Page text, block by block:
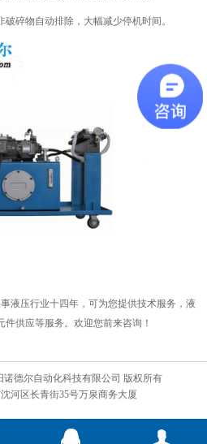
碎物自动排除，大幅减少停机时间。
液压行业十四年，可为您提供技术服务，液
件供应等服务。欢迎您前来咨询！
诺德尔自动化科技有限公司 版权所有
河区长青街35号万泉商务大厦